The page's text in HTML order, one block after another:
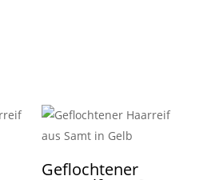
Geflochtener